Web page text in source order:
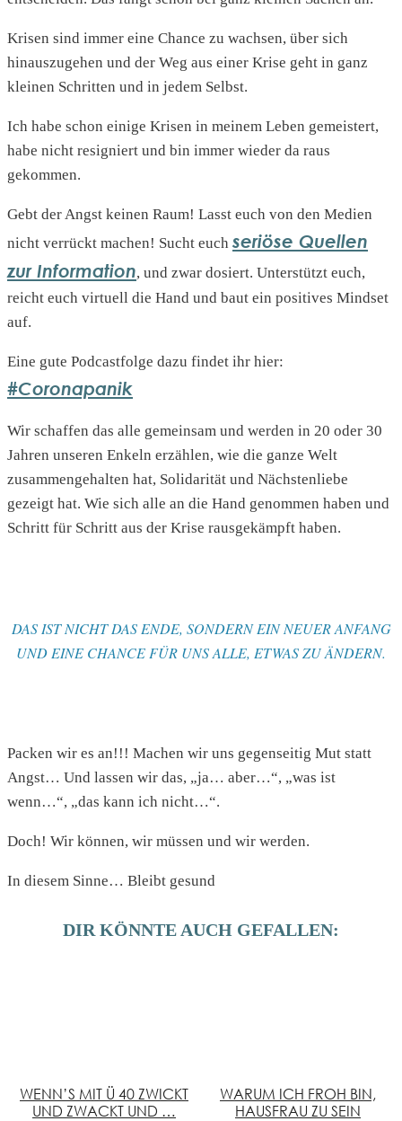
Krisen sind immer eine Chance zu wachsen, über sich
hinauszugehen und der Weg aus einer Krise geht in ganz
kleinen Schritten und in jedem Selbst.
Ich habe schon einige Krisen in meinem Leben gemeistert,
habe nicht resigniert und bin immer wieder da raus
gekommen.
Gebt der Angst keinen Raum! Lasst euch von den Medien
nicht verrückt machen! Sucht euch seriöse Quellen
zur Information, und zwar dosiert. Unterstützt euch,
reicht euch virtuell die Hand und baut ein positives Mindset
auf.
Eine gute Podcastfolge dazu findet ihr hier:
#Coronapanik
Wir schaffen das alle gemeinsam und werden in 20 oder 30
Jahren unseren Enkeln erzählen, wie die ganze Welt
zusammengehalten hat, Solidarität und Nächstenliebe
gezeigt hat. Wie sich alle an die Hand genommen haben und
Schritt für Schritt aus der Krise rausgekämpft haben.
DAS IST NICHT DAS ENDE, SONDERN EIN NEUER ANFANG
UND EINE CHANCE FÜR UNS ALLE, ETWAS ZU ÄNDERN.
Packen wir es an!!! Machen wir uns gegenseitig Mut statt
Angst… Und lassen wir das, „ja… aber…“, „was ist
wenn…“, „das kann ich nicht…“.
Doch! Wir können, wir müssen und wir werden.
In diesem Sinne… Bleibt gesund
DIR KÖNNTE AUCH GEFALLEN:
WENN’S MIT Ü 40 ZWICKT
UND ZWACKT UND …
WARUM ICH FROH BIN,
HAUSFRAU ZU SEIN